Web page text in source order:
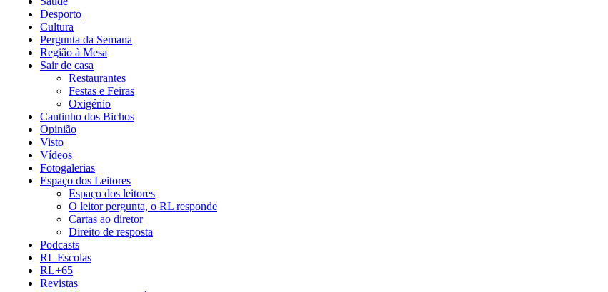
Desporto
Cultura
Pergunta da Semana
Região à Mesa
Sair de casa
Restaurantes
Festas e Feiras
Oxigénio
Cantinho dos Bichos
Opinião
Visto
Vídeos
Fotogalerias
Espaço dos Leitores
Espaço dos leitores
O leitor pergunta, o RL responde
Cartas ao diretor
Direito de resposta
Podcasts
RL Escolas
RL+65
Revistas